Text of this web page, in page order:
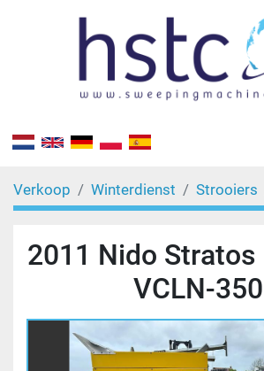
Verkoop Winterdienst Strooiers
2011 Nido Stratos
VCLN-350